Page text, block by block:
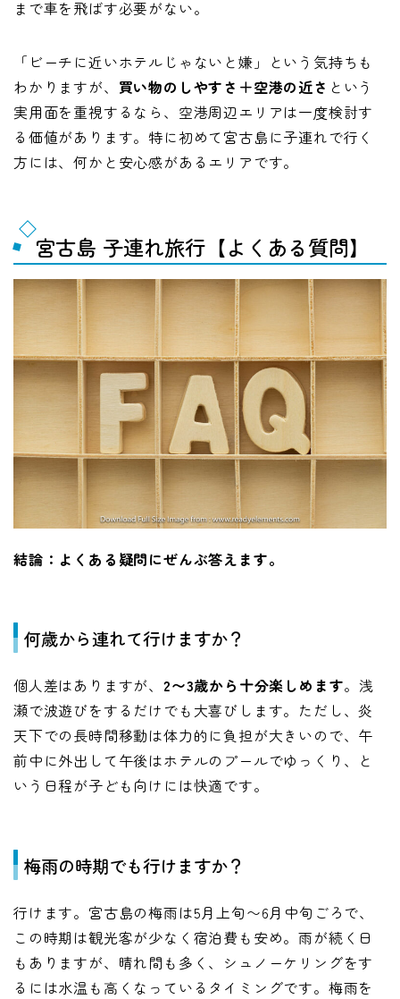
まで車を飛ばす必要がない。
「ビーチに近いホテルじゃないと嫌」という気持ちも
わかりますが、 買い物のしやすさ＋空港の近さ という
実用面を重視するなら、空港周辺エリアは一度検討す
る価値があります。特に初めて宮古島に子連れで行く
方には、何かと安心感があるエリアです。
宮古島 子連れ旅行【よくある質問】
結論：よくある疑問にぜんぶ答えます。
何歳から連れて行けますか？
個人差はありますが、 2〜3歳から十分楽しめます。浅
瀬で波遊びをするだけでも大喜びします。ただし、炎
天下での長時間移動は体力的に負担が大きいので、午
前中に外出して午後はホテルのプールでゆっくり、と
いう日程が子ども向けには快適です。
梅雨の時期でも行けますか？
行けます。宮古島の梅雨は5月上旬〜6月中旬ごろで、
この時期は観光客が少なく宿泊費も安め。雨が続く日
もありますが、晴れ間も多く、シュノーケリングをす
るには水温も高くなっているタイミングです。梅雨を